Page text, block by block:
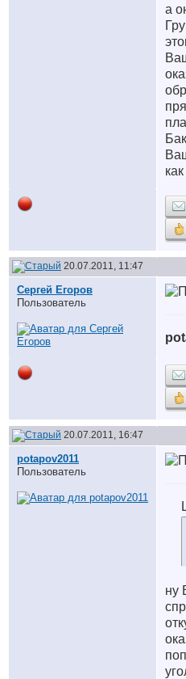
а
20.07.2011, 11:47
Сергей Егоров
Пользователь
20.07.2011, 16:47
potapov2011
Пользователь
ну